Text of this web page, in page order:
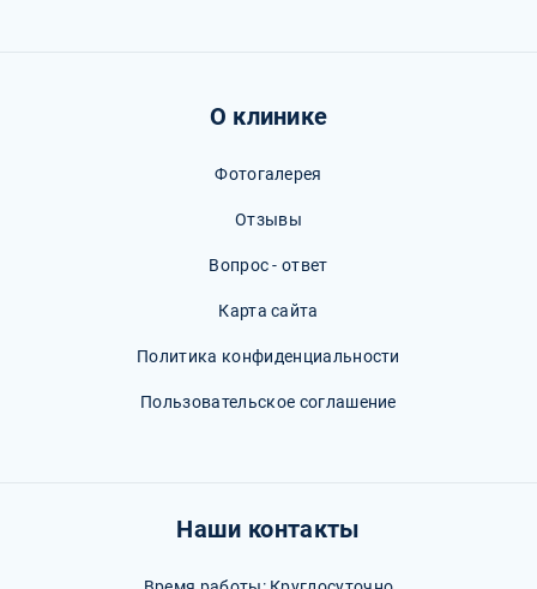
О клинике
Фотогалерея
Отзывы
Вопрос - ответ
Карта сайта
Политика конфиденциальности
Пользовательское соглашение
Наши контакты